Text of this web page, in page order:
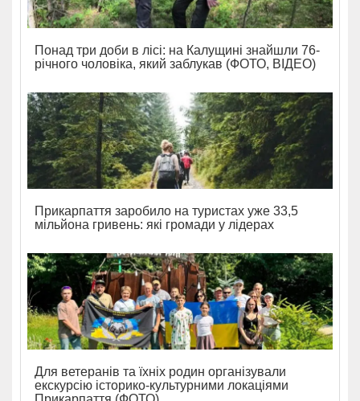
Понад три доби в лісі: на Калущині знайшли 76-
річного чоловіка, який заблукав (ФОТО, ВІДЕО)
Прикарпаття заробило на туристах уже 33,5
мільйона гривень: які громади у лідерах
Для ветеранів та їхніх родин організували
екскурсію історико-культурними локаціями